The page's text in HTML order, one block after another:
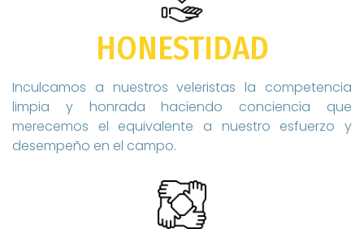
HONESTIDAD
Inculcamos a nuestros veleristas la competencia
limpia y honrada haciendo conciencia que
merecemos el equivalente a nuestro esfuerzo y
desempeño en el campo.